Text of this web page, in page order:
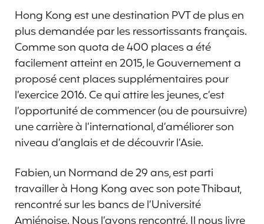
Hong Kong est une destination PVT de plus en
plus demandée par les ressortissants français.
Comme son quota de 400 places a été
facilement atteint en 2015, le Gouvernement a
proposé cent places supplémentaires pour
l’exercice 2016. Ce qui attire les jeunes, c’est
l’opportunité de commencer (ou de poursuivre)
une carrière à l’international, d’améliorer son
niveau d’anglais et de découvrir l’Asie.
Fabien, un Normand de 29 ans, est parti
travailler à Hong Kong avec son pote Thibaut,
rencontré sur les bancs de l’Université